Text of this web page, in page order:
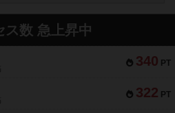
ス数 急上昇中
340 PT
322 PT